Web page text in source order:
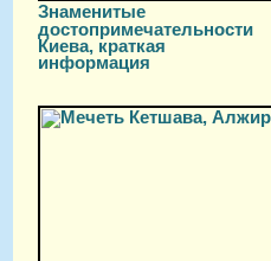
Знаменитые
достопримечательности
Киева, краткая
информация